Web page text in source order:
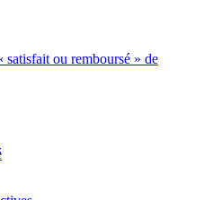
satisfait ou remboursé » de